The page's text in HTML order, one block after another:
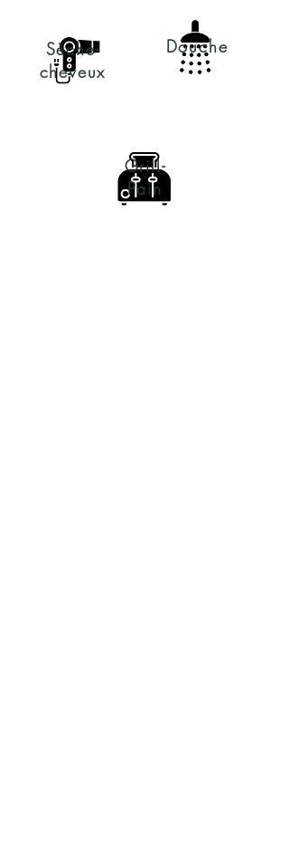
Sèche-
cheveux
Douche
Grill-
Pain